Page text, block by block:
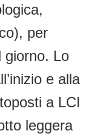
per
giorno. Lo
e alla
a LCI
leggera